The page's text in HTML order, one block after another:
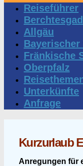
Reiseführer
Allgäu
Bayerischer
Fränkische
Oberpfalz
Unterkünfte
Anfrage
Kurzurlaub
Anregungen für